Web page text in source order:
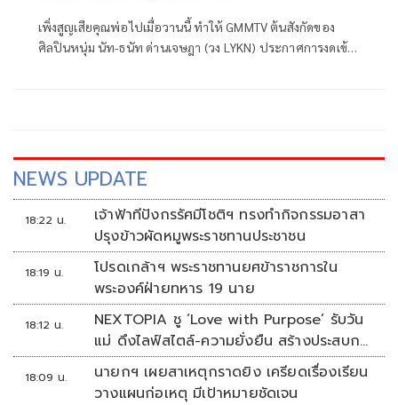
เพิ่งสูญเสียคุณพ่อไปเมื่อวานนี้ ทำให้ GMMTV ต้นสังกัดของ
ศิลปินหนุ่ม นัท-ธนัท ด่านเจษฎา (วง LYKN) ประกาศการงดเข้า
NEWS UPDATE
18:22 น.
เจ้าฟ้าทีปังกรรัศมีโชติฯ ทรงทำกิจกรรมอาสา
ปรุงข้าวผัดหมูพระราชทานประชาชน
18:19 น.
โปรดเกล้าฯ พระราชทานยศข้าราชการใน
พระองค์ฝ่ายทหาร 19 นาย
18:12 น.
NEXTOPIA ชู ‘Love with Purpose’ รับวัน
แม่ ดึงไลฟ์สไตล์-ความยั่งยืน สร้างประสบกา
รณ์ช้อปปิงมีความหมาย
18:09 น.
นายกฯ เผยสาเหตุกราดยิง เครียดเรื่องเรียน
วางแผนก่อเหตุ มีเป้าหมายชัดเจน